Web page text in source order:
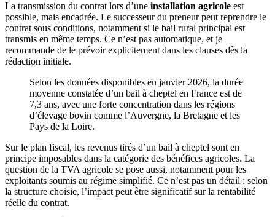
La transmission du contrat lors d’une installation agricole est
possible, mais encadrée. Le successeur du preneur peut reprendre le
contrat sous conditions, notamment si le bail rural principal est
transmis en même temps. Ce n’est pas automatique, et je
recommande de le prévoir explicitement dans les clauses dès la
rédaction initiale.
Selon les données disponibles en janvier 2026, la durée
moyenne constatée d’un bail à cheptel en France est de
7,3 ans, avec une forte concentration dans les régions
d’élevage bovin comme l’Auvergne, la Bretagne et les
Pays de la Loire.
Sur le plan fiscal, les revenus tirés d’un bail à cheptel sont en
principe imposables dans la catégorie des bénéfices agricoles. La
question de la TVA agricole se pose aussi, notamment pour les
exploitants soumis au régime simplifié. Ce n’est pas un détail : selon
la structure choisie, l’impact peut être significatif sur la rentabilité
réelle du contrat.